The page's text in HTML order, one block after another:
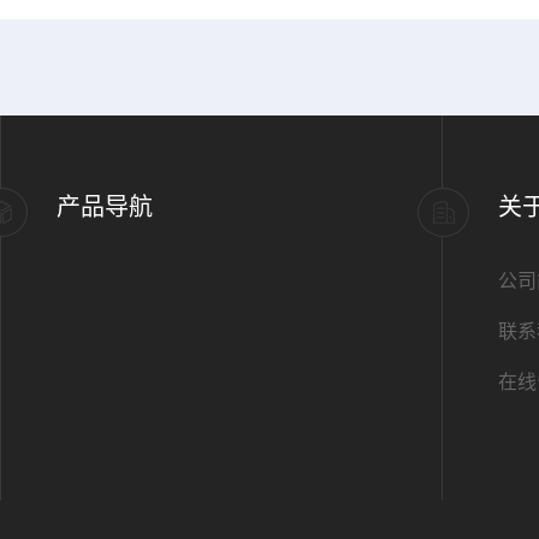
产品导航 关
公
联
在